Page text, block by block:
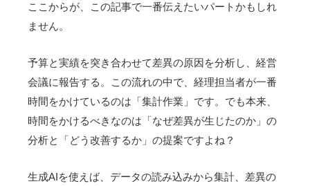
ここからが、この記事で一番伝えたいパートかもしれ
ません。
予算と実績を突き合わせて差異の原因を分析し、経営
会議に報告する。この流れの中で、経理担当者が一番
時間をかけているのは「集計作業」です。でも本来、
時間をかけるべきなのは「なぜ差異が生じたのか」の
分析と「どう改善するか」の提案ですよね？
生成AIを使えば、データの読み込みから集計、差異の